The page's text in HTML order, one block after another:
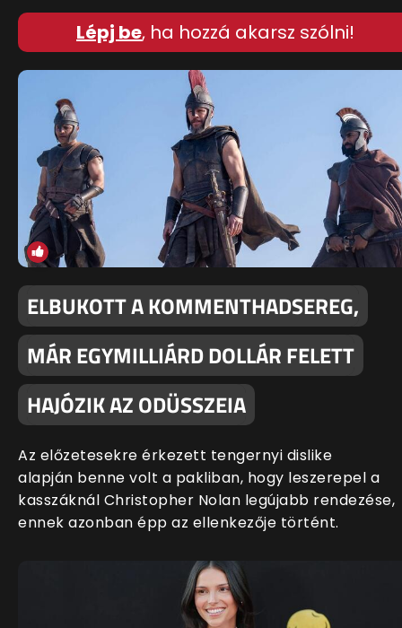
Lépj be, ha hozzá akarsz szólni!
ELBUKOTT A KOMMENTHADSEREG,
MÁR EGYMILLIÁRD DOLLÁR FELETT
HAJÓZIK AZ ODÜSSZEIA
Az előzetesekre érkezett tengernyi dislike
alapján benne volt a pakliban, hogy leszerepel a
kasszáknál Christopher Nolan legújabb rendezése,
ennek azonban épp az ellenkezője történt.